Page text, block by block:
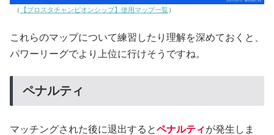
（ 【ブロスタチャンピオンシップ】使用マップ一覧）
これらのマップについて練習したり理解を深めておくと、
パワーリーグでより上位に行けそうですね。
ペナルティ
マッチングされた後に退出するとペナルティが発生しま